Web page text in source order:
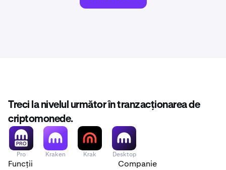
Treci la nivelul următor în tranzacționarea de
criptomonede.
Pro Kraken Krak Desktop
Funcții Companie